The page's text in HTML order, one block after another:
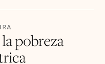
pobreza